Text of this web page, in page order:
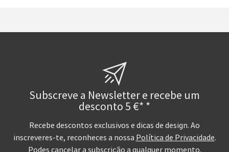
Subscreve a Newsletter e recebe um
desconto 5 €* *
Recebe descontos exclusivos e dicas de design. Ao
inscreveres-te, reconheces a nossa Política de Privacidade.
Podes cancelar a subscrição a qualquer momento.